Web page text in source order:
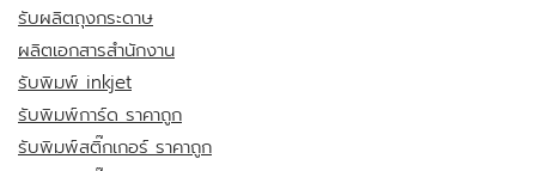
รับผลิตถุงกระดาษ
ผลิตเอกสารสำนักงาน
รับพิมพ์ inkjet
รับพิมพ์การ์ด ราคาถูก
รับพิมพ์สติ๊กเกอร์ ราคาถูก